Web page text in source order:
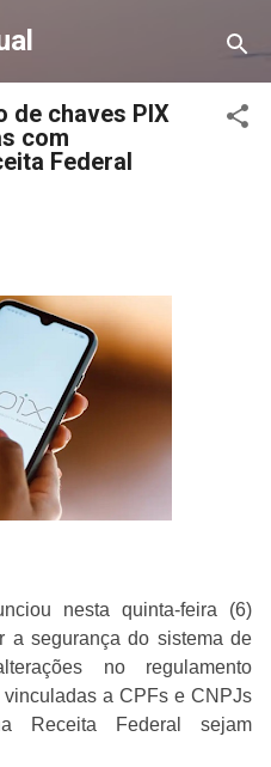
Pular para o conteúdo principal
de chaves PIX
com
Federal
nesta quinta-feira (6)
a segurança do sistema de
no regulamento
a CPFs e CNPJs
Receita Federal sejam